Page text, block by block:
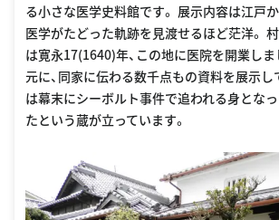
る小さな医学史料館です。 展示内容は江戸
医学がたどった軌跡を見渡せるほど茫洋。
は寛永17(1640)年、この地に医院を開業しま
元に、同家に伝わる数千点もの資料を展示し
は幕末にシーボルト事件で追われる身とな
たという蔵が立っています。